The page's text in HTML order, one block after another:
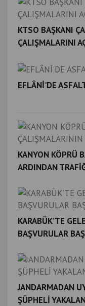
KTSO BAŞKANI
ÇALIŞMALARINI
EFLÂNİ'DE
KANYON KÖPRÜ
ARDINDAN
KARABÜK’TE
BAŞVURULAR
JANDARMADAN
ŞÜPHELİ